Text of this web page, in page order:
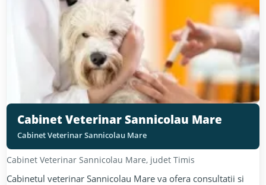
Cabinet Veterinar Sannicolau Mare
Cabinet Veterinar Sannicolau Mare
Cabinet Veterinar Sannicolau Mare, judet Timis
Cabinetul veterinar Sannicolau Mare va ofera consultatii si